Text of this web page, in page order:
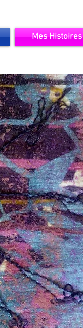
Mes Histoires